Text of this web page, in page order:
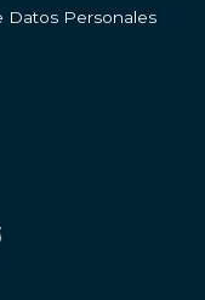
Datos Personales